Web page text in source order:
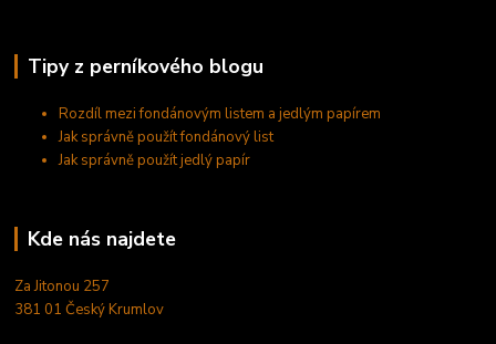
Tipy z perníkového blogu
Rozdíl mezi fondánovým listem a jedlým papírem
Jak správně použít fondánový list
Jak správně použít jedlý papír
Kde nás najdete
Za Jitonou 257
381 01 Český Krumlov